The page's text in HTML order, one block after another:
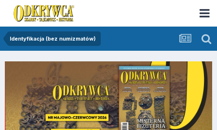
Identyfikacja (bez numizmatów)